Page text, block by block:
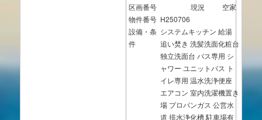
区画番号
現況
空家
物件番号 H250706
設備・条
件
システムキッチン 給湯
追い焚き 洗髪洗面化粧台
独立洗面台 バス専用 シ
ャワー ユニットバス ト
イレ専用 温水洗浄便座
エアコン 室内洗濯機置き
場 プロパンガス 公営水
道 排水浄化槽駐車場有